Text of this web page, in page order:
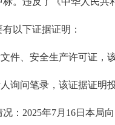
有以下证据证明：
件、安全生产许可证，
询问笔录，该证据证明
：2025年7月16日本局